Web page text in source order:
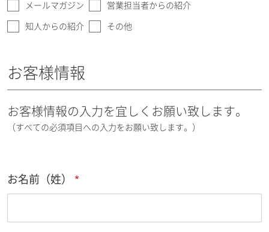
メールマガジン 営業担当者からの紹介
知人からの紹介 その他
お客様情報
お客様情報の入力を宜しくお願い致します。
（すべての必須項目への入力をお願い致します。）
お名前（姓）